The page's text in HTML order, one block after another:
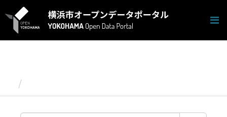
キ